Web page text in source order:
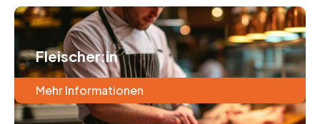
Fleischer:in
Mehr Informationen